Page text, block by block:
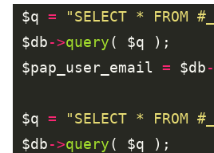
$q =
"SELECT * FROM
$db->query
$pap_user_email = $db
$q =
"SELECT * FROM
$db->query